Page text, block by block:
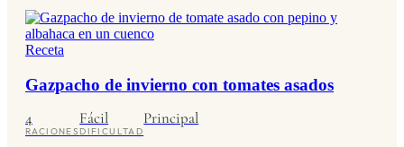
Receta
Gazpacho de invierno con tomates asados
4
RACIONES
Fácil
DIFICULTAD
Principal